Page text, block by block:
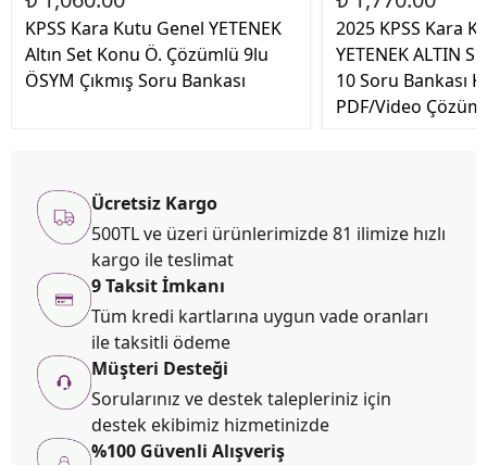
KPSS Kara Kutu Genel YETENEK
Altın Set Konu Ö. Çözümlü 9lu
ÖSYM Çıkmış Soru Bankası
2025 KPSS Kara
YETENEK ALTIN
10 Soru Bankası
PDF/Video
Ücretsiz Kargo
500TL ve üzeri ürünlerimizde 81 ilimize hızlı
kargo ile teslimat
9 Taksit İmkanı
Tüm kredi kartlarına uygun vade oranları
ile taksitli ödeme
Müşteri Desteği
Sorularınız ve destek talepleriniz için
destek ekibimiz hizmetinizde
%100 Güvenli Alışveriş